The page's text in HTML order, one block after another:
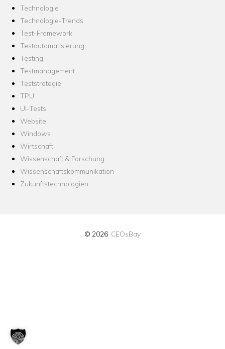
Technologie
Technologie-Trends
Test-Framework
Testautomatisierung
Testing
Testmanagement
Teststrategie
TPU
UI-Tests
Website
Windows
Wirtschaft
Wissenschaft & Forschung
Wissenschaftskommunikation
Zukunftstechnologien
© 2026 CEOsBay